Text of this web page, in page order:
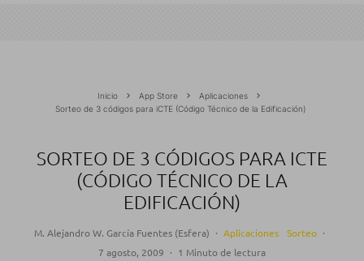
Inicio App Store
Aplicaciones
Sorteo de 3 códigos para iCTE (Código Técnico de la Edificación)
SORTEO DE 3 CÓDIGOS PARA ICTE
(CÓDIGO TÉCNICO DE LA
EDIFICACIÓN)
M. Alejandro W. García Fuentes (Esfera) · Aplicaciones Sorteo ·
7 agosto, 2009 · 1 Minuto de lectura